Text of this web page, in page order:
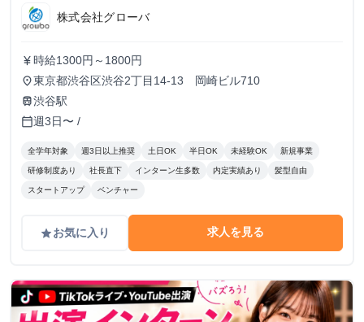
株式会社グローバ
currency_yen 時給1300円～1800円
place東京都渋谷区渋谷2丁目14-13 岡崎ビル710
train渋谷駅
calendar_today週3日〜 /
全学年対象 週3日以上推奨 土日OK 半日OK 未経験OK 新規事業
研修制度あり 社長直下 インターン生多数 内定実績あり 髪型自由
スタートアップ ベンチャー
gradeお気に入り 求人を見る